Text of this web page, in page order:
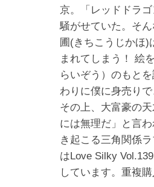
京。「レッドドラ
騒がせていた。そ
圃(きちこうじかほ)
まれてしまう！ 絵
らいぞう）のもと
わりに僕に身売り
その上、大富豪の
には無理だ」と言
き起こる三角関係
はLove Silky
しています。重複